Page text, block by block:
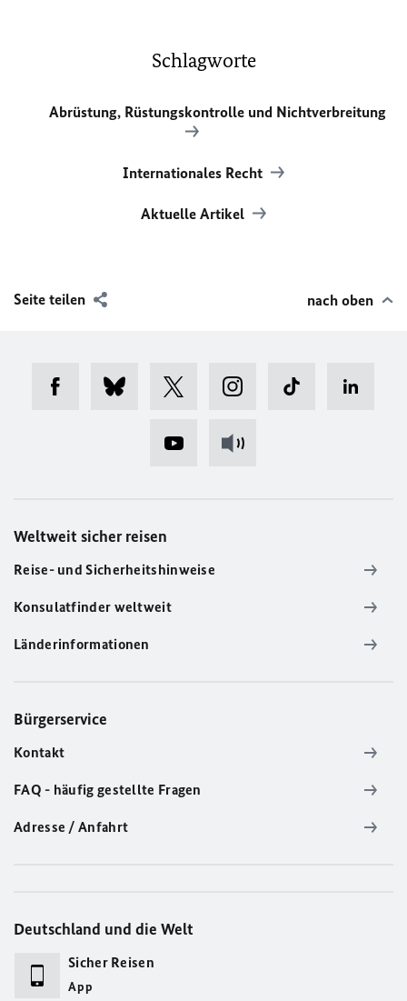
Schlagworte
Abrüstung, Rüstungskontrolle und Nichtverbreitung
Internationales Recht
Aktuelle Artikel
Seite teilen nach oben
Weltweit sicher reisen
Reise- und Sicherheitshinweise
Konsulatfinder weltweit
Länderinformationen
Bürgerservice
Kontakt
FAQ - häufig gestellte Fragen
Adresse / Anfahrt
Deutschland und die Welt
Sicher Reisen
App